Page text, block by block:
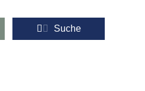
Suche